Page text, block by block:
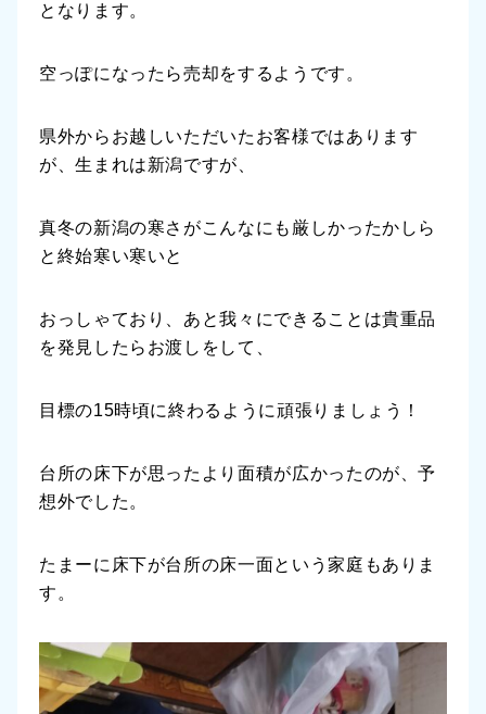
となります。
空っぽになったら売却をするようです。
県外からお越しいただいたお客様ではあります
が、生まれは新潟ですが、
真冬の新潟の寒さがこんなにも厳しかったかしら
と終始寒い寒いと
おっしゃており、あと我々にできることは貴重品
を発見したらお渡しをして、
目標の15時頃に終わるように頑張りましょう！
台所の床下が思ったより面積が広かったのが、予
想外でした。
たまーに床下が台所の床一面という家庭もありま
す。